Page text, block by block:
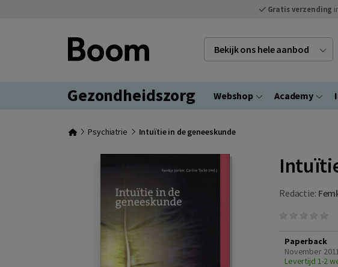
Gratis verzending
Bekijk ons hele aanbod
Gezondheidszorg Webshop Academy
Psychiatrie Intuïtie in de geneeskunde
Redactie:
Paperback
November
Levertijd 1-2